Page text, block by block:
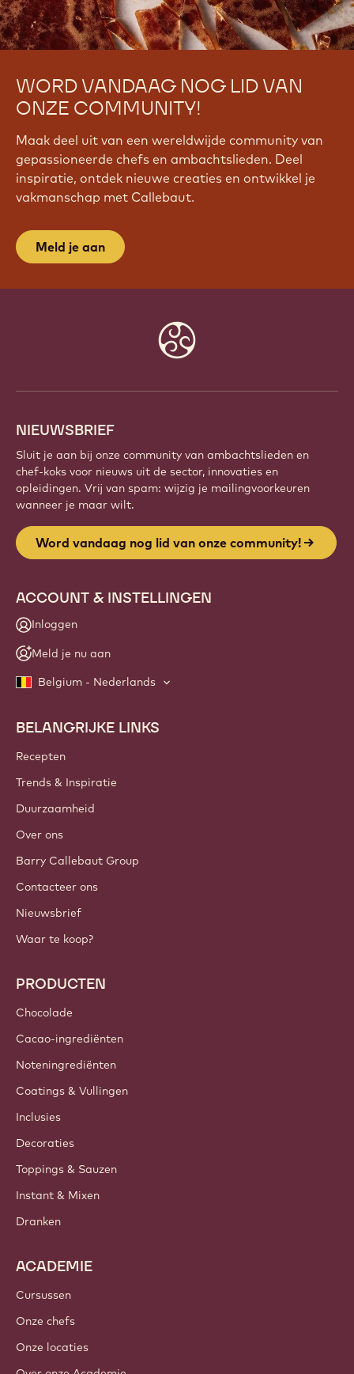
WORD VANDAAG NOG LID VAN
ONZE COMMUNITY!
Maak deel uit van een wereldwijde community van
gepassioneerde chefs en ambachtslieden. Deel
inspiratie, ontdek nieuwe creaties en ontwikkel je
vakmanschap met Callebaut.
Meld je aan
NIEUWSBRIEF
Sluit je aan bij onze community van ambachtslieden en
chef-koks voor nieuws uit de sector, innovaties en
opleidingen. Vrij van spam: wijzig je mailingvoorkeuren
wanneer je maar wilt.
Word vandaag nog lid van onze community!
ACCOUNT & INSTELLINGEN
Inloggen
Meld je nu aan
Belgium - Nederlands
Footer
Callebaut
BELANGRIJKE LINKS
Recepten
Trends & Inspiratie
Duurzaamheid
Over ons
Barry Callebaut Group
Contacteer ons
Nieuwsbrief
Waar te koop?
PRODUCTEN
Chocolade
Cacao-ingrediënten
Noteningrediënten
Coatings & Vullingen
Inclusies
Decoraties
Toppings & Sauzen
Instant & Mixen
Dranken
ACADEMIE
Cursussen
Onze chefs
Onze locaties